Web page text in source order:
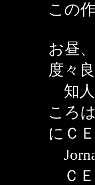
この
お昼
度々
知人
ころ
にＣ
ＣＥ